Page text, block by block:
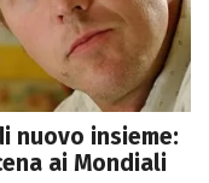
nuovo insieme:
ai Mondiali